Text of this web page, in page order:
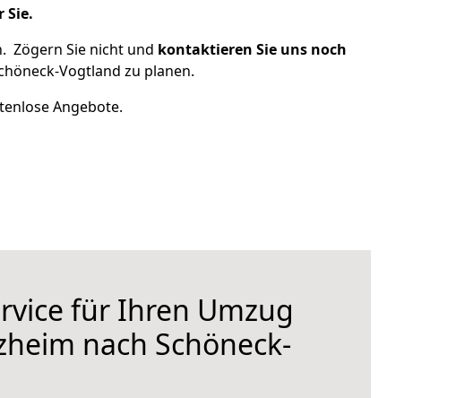
Sie.
Zögern Sie nicht und kontaktieren Sie uns noch
Vogtland zu planen.
Angebote.
für Ihren Umzug
nach Schöneck-